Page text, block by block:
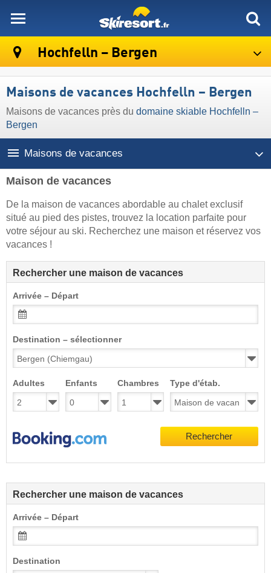
Hochfelln – Bergen
Maisons de vacances Hochfelln – Bergen
Maisons de vacances près du domaine skiable Hochfelln –
Bergen
Maisons de vacances
Maison de vacances
De la maison de vacances abordable au chalet exclusif
situé au pied des pistes, trouvez la location parfaite pour
votre séjour au ski. Recherchez une maison et réservez vos
vacances !
Rechercher une maison de vacances
Arrivée – Départ
Destination – sélectionner
Adultes Enfants Chambres Type d'étab.
Rechercher
Rechercher une maison de vacances
Arrivée – Départ
Destination